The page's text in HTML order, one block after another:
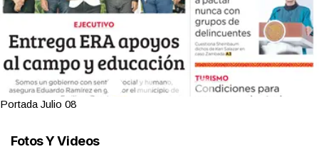
Portada Julio 08
Fotos Y Videos